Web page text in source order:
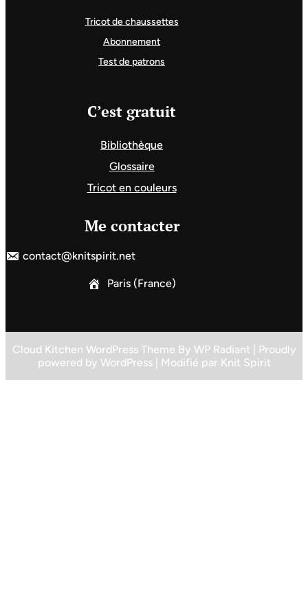
Tricot de chaussettes
Abonnement
Test de patrons
C’est gratuit
Bibliothèque
Glossaire
Tricot en couleurs
Me contacter
contact@knitspirit.net
Paris (France)
Cloud Kitchen WordPress Theme By WP Radiant | Proudly
powered by WordPress| Modifié par Knit Spirit